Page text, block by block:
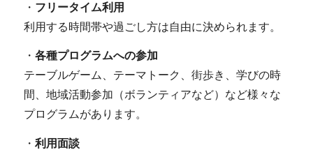
・ フリータイム利用
利用する時間帯や過ごし方は自由に決められます。
・ 各種プログラムへの参加
テーブルゲーム、テーマトーク、街歩き、学びの時
間、地域活動参加（ボランティアなど）など様々な
プログラムがあります。
・ 利用面談